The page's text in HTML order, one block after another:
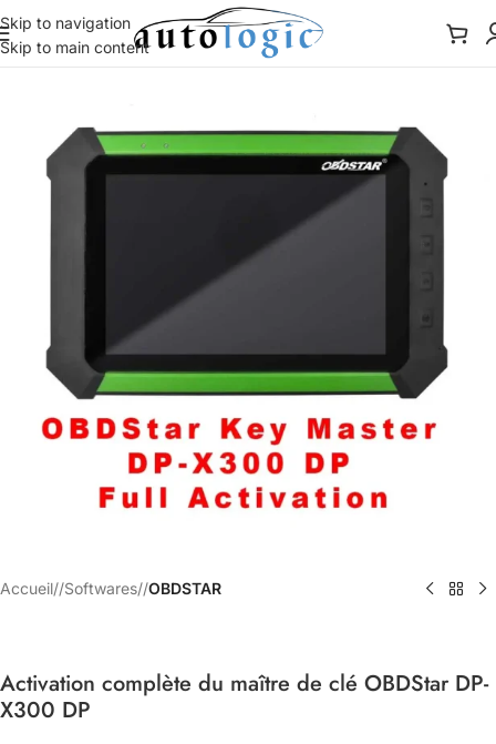
Skip to navigation
Skip to main content
Accueil/ Softwares/ OBDSTAR
Activation complète du maître de clé OBDStar DP-
X300 DP